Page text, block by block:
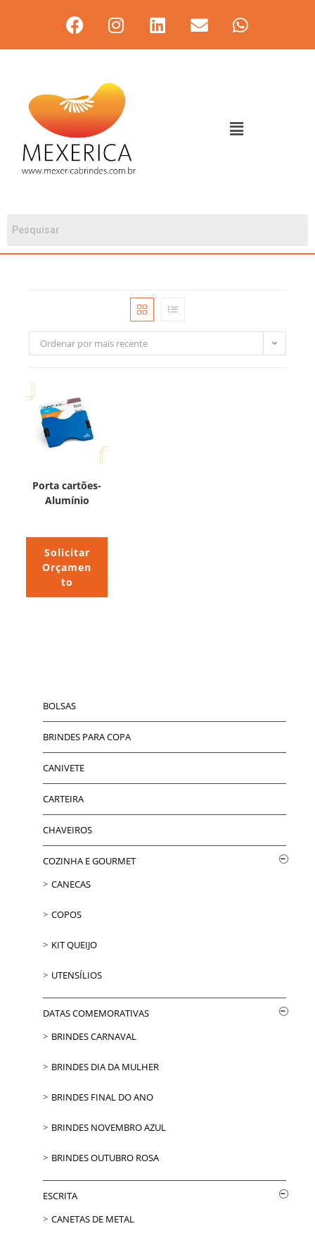
Ordenar por mais recente
Porta cartões-
Alumínio
Solicitar
Orçamen
to
BOLSAS
BRINDES PARA COPA
CANIVETE
CARTEIRA
CHAVEIROS
COZINHA E GOURMET
CANECAS
COPOS
KIT QUEIJO
UTENSÍLIOS
DATAS COMEMORATIVAS
BRINDES CARNAVAL
BRINDES DIA DA MULHER
BRINDES FINAL DO ANO
BRINDES NOVEMBRO AZUL
BRINDES OUTUBRO ROSA
ESCRITA
CANETAS DE METAL